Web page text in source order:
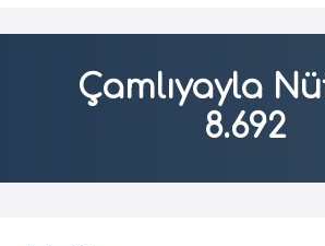
Çamlıyayla
8.692